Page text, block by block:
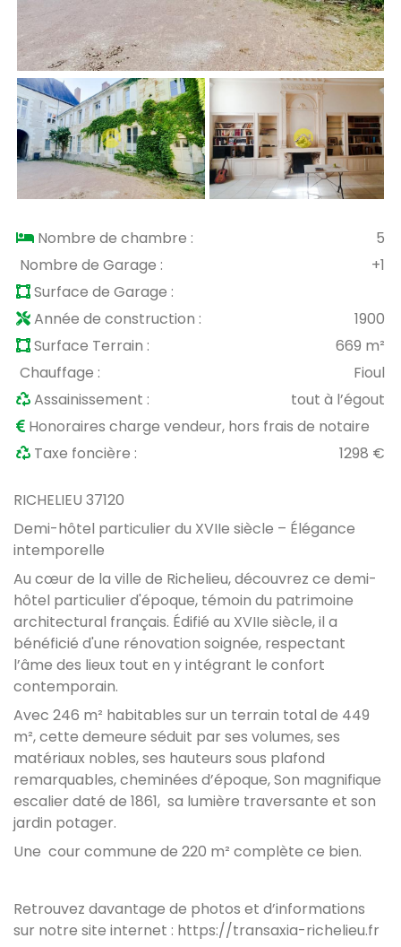
Nombre de chambre :
5
Nombre de Garage :
+1
Surface de Garage :
Année de construction :
1900
Surface Terrain :
669 m²
Chauffage :
Fioul
Assainissement :
tout à l’égout
Honoraires charge vendeur, hors frais de notaire
Taxe foncière :
1298 €
RICHELIEU 37120
Demi-hôtel particulier du XVIIe siècle – Élégance
intemporelle
Au cœur de la ville de Richelieu, découvrez ce demi-
hôtel particulier d'époque, témoin du patrimoine
architectural français. Édifié au XVIIe siècle, il a
bénéficié d'une rénovation soignée, respectant
l’âme des lieux tout en y intégrant le confort
contemporain.
Avec 246 m² habitables sur un terrain total de 449
m², cette demeure séduit par ses volumes, ses
matériaux nobles, ses hauteurs sous plafond
remarquables, cheminées d’époque, Son magnifique
escalier daté de 1861, sa lumière traversante et son
jardin potager.
Une cour commune de 220 m² complète ce bien.
Retrouvez davantage de photos et d’informations
sur notre site internet : https://transaxia-richelieu.fr